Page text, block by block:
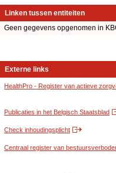
Linken tussen entiteiten
Geen gegevens opgenomen in
Externe links
HealthPro - Register van actieve
Publicaties in het Belgisch Staatsblad
Check inhoudingsplicht
Centraal register van